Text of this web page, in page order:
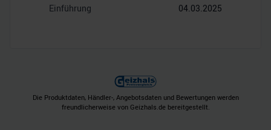
Einführung 04.03.2025
Die Produktdaten, Händler-, Angebotsdaten und Bewertungen werden
freundlicherweise von Geizhals.de bereitgestellt.